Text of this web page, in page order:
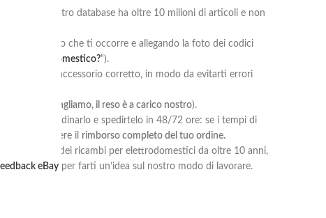
tutti: il nostro database ha oltre 10 milioni di articoli e non
il ricambio che ti occorre e allegando la foto dei codici
mio elettrodomestico?“).
ricambio o l’accessorio corretto, in modo da evitarti errori
(
e se sbagliamo, il reso è a carico nostro).
possiamo ordinarlo e spedirtelo in 48/72 ore: se i tempi di
o ricevere il rimborso completo del tuo ordine.
online dei ricambi per elettrodomestici da oltre 10 anni,
eBay per farti un’idea sul nostro modo di lavorare.